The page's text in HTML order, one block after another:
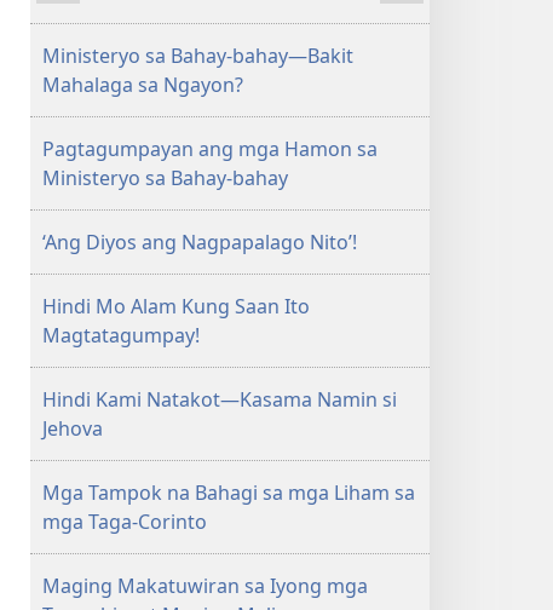
ANG
BANTAYAN
—
PARA
SA
PAG-
AARAL
Hulyo 2008
Ministeryo sa Bahay-bahay—Bakit
Mahalaga sa Ngayon?
Pagtagumpayan ang mga Hamon sa
Ministeryo sa Bahay-bahay
‘Ang Diyos ang Nagpapalago Nito’!
Hindi Mo Alam Kung Saan Ito
Magtatagumpay!
Hindi Kami Natakot—Kasama Namin si
Jehova
Mga Tampok na Bahagi sa mga Liham sa
mga Taga-Corinto
Maging Makatuwiran sa Iyong mga